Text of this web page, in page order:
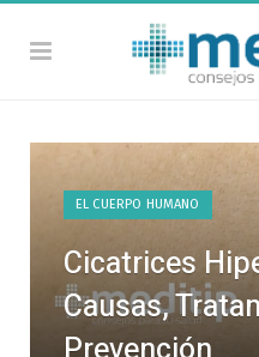
EL CUERPO HUMANO
Cicatrices
Causas,